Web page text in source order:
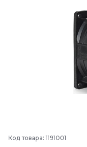
Код товара: 1191001